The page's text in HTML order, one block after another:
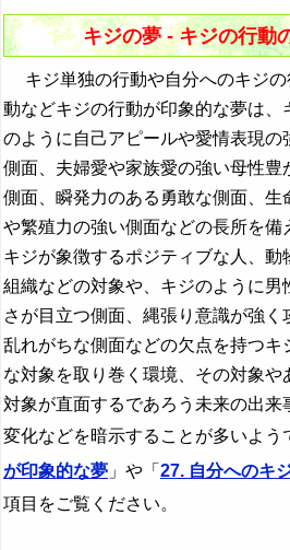
17. キジが吐く夢 - ストレス発散の
18. キジが笑う夢 - 満足感やごまか
19. キジが交尾する夢 - 性に対する
20. キジが排便する夢 - 成功や現実
21. キジが暴れる夢 - 不快感と信頼
22. キジが歩く夢 - 様々な人生の歩
23. キジが走る夢 - 目標達成状況
24. キジが泳ぐ夢 - 潜在能力の活用
25. キジが嘘をつく夢 - 責任感や倫
26. キジが花の蜜を吸う夢 - 美しさ
めてチャンスを獲得
42. キジにキスされる夢 - 愛情表現
43. キジに逃げられる夢 - 別れやチ
44. キジに騙される夢 - 欺かれるこ
45. キジに嘘をつかれる夢 - 責任感
46. キジに浮気される夢 - 不信感や
47. キジに無視される夢 - 自己表現
48. キジに食べられる夢 - 脅威と現
49. キジに嫉妬される夢 - 独占欲や
50. キジに呪われる夢 - 時間やエネ
51. キジに脅される夢 - 精神的負担
52. キジに助けられる夢 - 判断ミス
53. キジに尿をかけられる夢 - 関
行為
汽車の夢・列車の夢の夢占い
キスする夢の夢占い
・・・
『く・け』の夢
『こ』から始まる夢
『さ』から始まる夢
『し』から始まる夢
『す～そ』の夢
『た・ち』の夢
『つ～と』の夢
『な行』の夢
『は』から始まる夢
『ひ』から始まる夢
キジの夢 - キジの行動
キジ単独の行動や自分へのキジの
動などキジの行動が印象的な夢は、
のように自己アピールや愛情表現の
側面、夫婦愛や家族愛の強い母性豊
側面、瞬発力のある勇敢な側面、生
や繁殖力の強い側面などの長所を備
キジが象徴するポジティブな人、動
組織などの対象や、キジのように男
さが目立つ側面、縄張り意識が強
乱れがちな側面などの欠点を持つキ
な対象を取り巻く環境、その対象
対象が直面するであろう未来の出来
変化などを暗示することが多いよう
が印象的な夢 」や「 27. 自分へのキ
項目をご覧ください。